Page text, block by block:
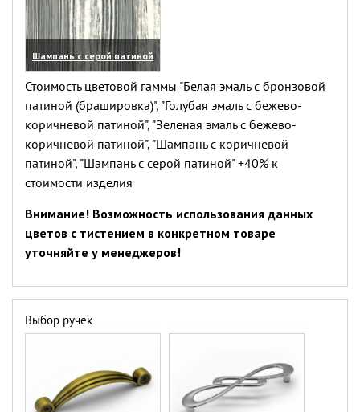
Шампань с серой патиной
(увеличить)
Стоимость цветовой гаммы "Белая эмаль с бронзовой
патиной (брашировка)", "Голубая эмаль с бежево-
коричневой патиной", "Зеленая эмаль с бежево-
коричневой патиной", "Шампань с коричневой
патиной", "Шампань с серой патиной" +40% к
стоимости изделия
Внимание! Возможность использования данных
цветов с тистением в конкретном товаре
уточняйте у менеджеров!
Выбор ручек